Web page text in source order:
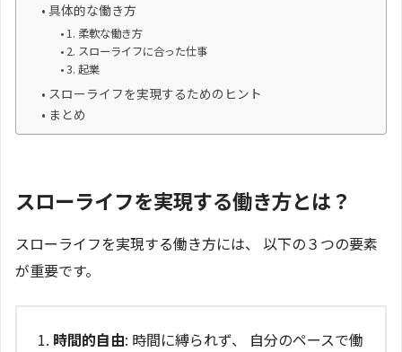
具体的な働き方
1. 柔軟な働き方
2. スローライフに合った仕事
3. 起業
スローライフを実現するためのヒント
まとめ
スローライフを実現する働き方とは？
スローライフを実現する働き方には、 以下の３つの要素
が重要です。
時間的自由: 時間に縛られず、 自分のペースで働